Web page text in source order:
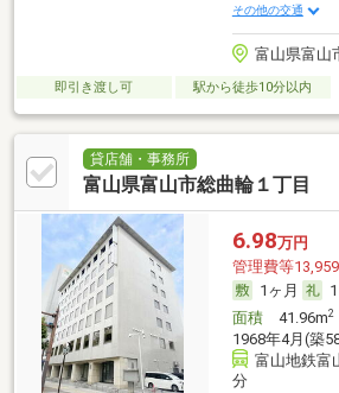
その他の交通
富山県富山
即引き渡し可 駅から徒歩10分以内
貸店舗・事務所
富山県富山市総曲輪１丁目
6.98万円
管理費等
1ヶ月
面積41.96m2
1968年4月(築
富山地鉄富
分